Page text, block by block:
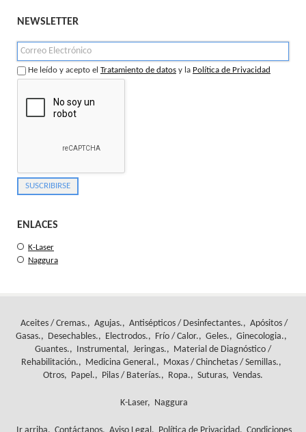
NEWSLETTER
He leído y acepto el Tratamiento de datos y la Política de Privacidad
ENLACES
K-Laser
Naggura
Aceites / Cremas. Agujas. Antisépticos / Desinfectantes.
Apósitos /
Gasas.
Desechables. Electrodos. Frío / Calor. Geles.
Ginecologia.
Guantes.
Instrumental Jeringas.
Material de Diagnóstico /
Rehabilitación.
Medicina General.
Moxas / Chinchetas / Semillas.
Otros
Papel. Pilas / Baterías. Ropa. Suturas Vendas.
K-Laser Naggura